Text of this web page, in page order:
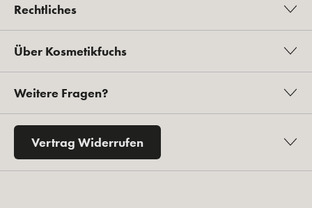
Rechtliches
Über Kosmetikfuchs
Weitere Fragen?
Vertrag Widerrufen